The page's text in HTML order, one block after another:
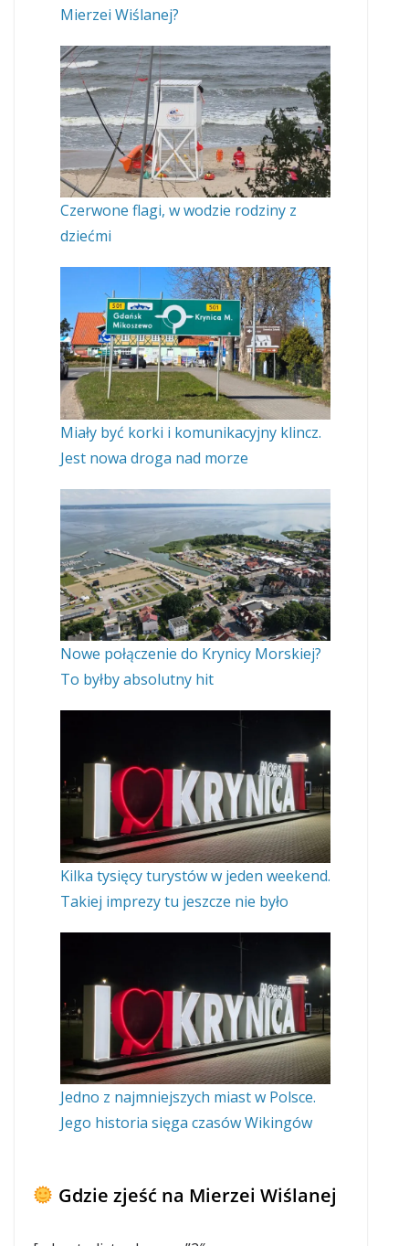
Mierzei Wiślanej?
Czerwone flagi, w wodzie rodziny z
dziećmi
Miały być korki i komunikacyjny klincz.
Jest nowa droga nad morze
Nowe połączenie do Krynicy Morskiej?
To byłby absolutny hit
Kilka tysięcy turystów w jeden weekend.
Takiej imprezy tu jeszcze nie było
Jedno z najmniejszych miast w Polsce.
Jego historia sięga czasów Wikingów
Gdzie zjeść na Mierzei Wiślanej